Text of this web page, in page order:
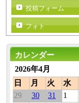
投稿フォーム
フォト
カレンダー
2026年4月
日
月 火 水
29
30 31 1